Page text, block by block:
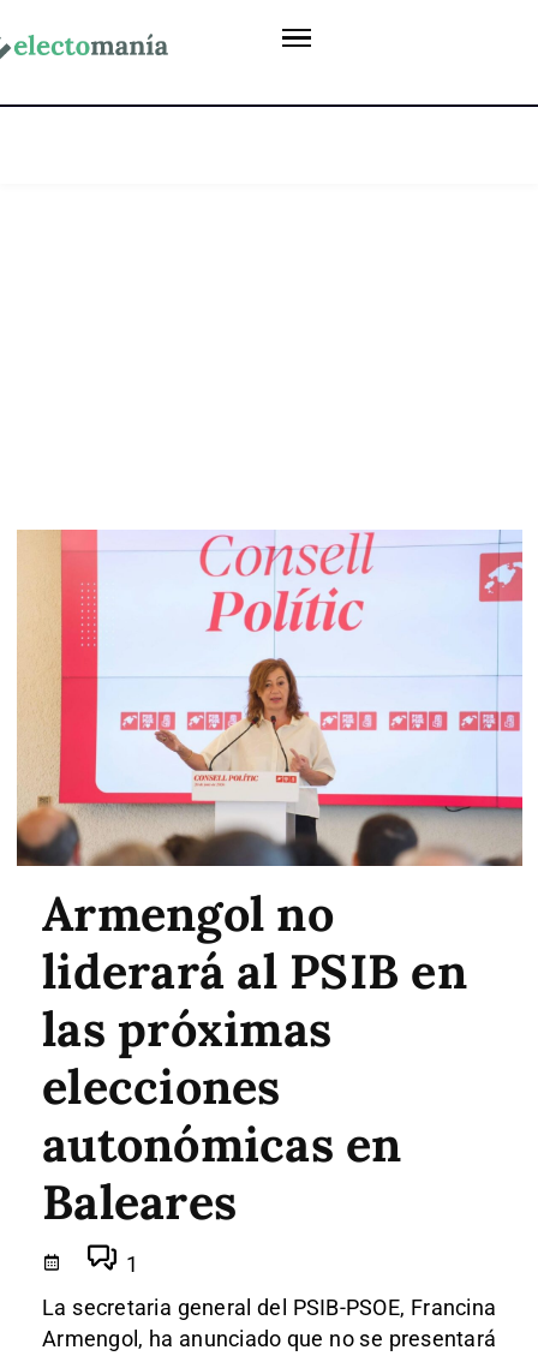
Armengol no
liderará al PSIB en
las próximas
elecciones
autonómicas en
Baleares
1
La secretaria general del PSIB-PSOE, Francina
Armengol, ha anunciado que no se presentará